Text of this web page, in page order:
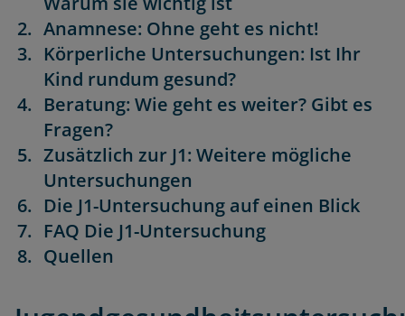
Anamnese: Ohne geht es nicht!
Körperliche Untersuchungen: Ist Ihr
Kind rundum gesund?
Beratung: Wie geht es weiter? Gibt es
Fragen?
Zusätzlich zur J1: Weitere mögliche
Untersuchungen
Die J1-Untersuchung auf einen Blick
FAQ Die J1-Untersuchung
Quellen